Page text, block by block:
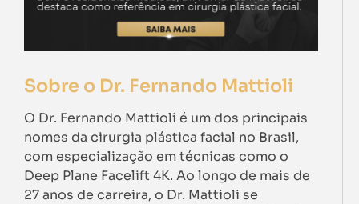
Sobre o Dr. Fernando Mattioli
O Dr. Fernando Mattioli é um dos principais
nomes da cirurgia plástica facial no Brasil,
com especialização em técnicas como o
Deep Plane Facelift 4K. Ao longo de mais de
27 anos de carreira, o Dr. Mattioli se